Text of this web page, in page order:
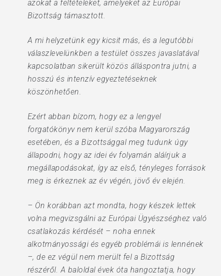
azokat a feltételeket, amelyeket az Európai
Bizottság támasztott.
A mi helyzetünk egy kicsit más, és a legutóbbi
válaszlevelünkben a testület összes javaslatával
kapcsolatban sikerült közös álláspontra jutni, a
hosszú és intenzív egyeztetéseknek
köszönhetően.
Ezért abban bízom, hogy ez a lengyel
forgatókönyv nem kerül szóba Magyarország
esetében, és a Bizottsággal meg tudunk úgy
állapodni, hogy az idei év folyamán aláírjuk a
megállapodásokat, így az első, tényleges források
meg is érkeznek az év végén, jövő év elején.
– Ön korábban azt mondta, hogy készek lettek
volna megvizsgálni az Európai Ügyészséghez való
csatlakozás kérdését – noha ennek
alkotmányossági és egyéb problémái is lennének
–, de ez végül nem merült fel a Bizottság
részéről. A baloldal évek óta hangoztatja, hogy